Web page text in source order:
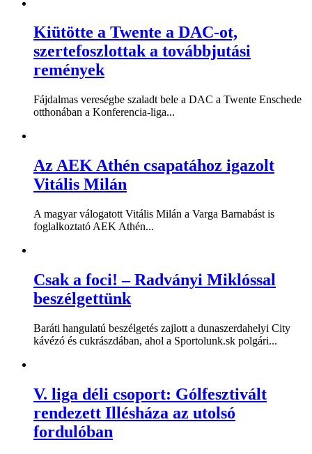
Kiütötte a Twente a DAC-ot,
szertefoszlottak a továbbjutási
remények
Fájdalmas vereségbe szaladt bele a DAC a Twente Enschede
otthonában a Konferencia-liga...
Az AEK Athén csapatához igazolt
Vitális Milán
A magyar válogatott Vitális Milán a Varga Barnabást is
foglalkoztató AEK Athén...
Csak a foci! – Radványi Miklóssal
beszélgettünk
Baráti hangulatú beszélgetés zajlott a dunaszerdahelyi City
kávézó és cukrászdában, ahol a Sportolunk.sk polgári...
V. liga déli csoport: Gólfesztivált
rendezett Illésháza az utolsó
fordulóban